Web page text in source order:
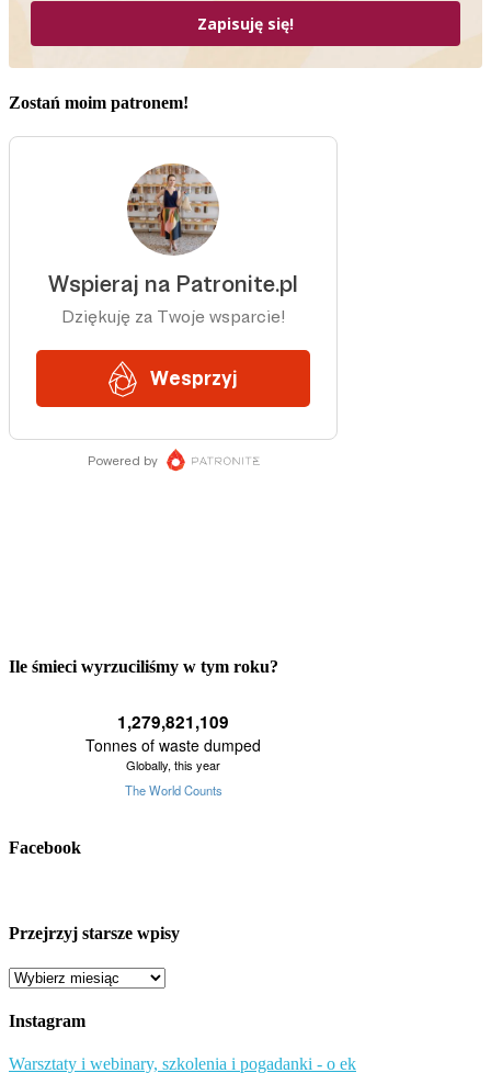
Zapisuję się!
Zostań moim patronem!
Ile śmieci wyrzuciliśmy w tym roku?
Facebook
Przejrzyj starsze wpisy
Przejrzyj
wpisy
Instagram
Warsztaty i webinary, szkolenia i pogadanki - o ek